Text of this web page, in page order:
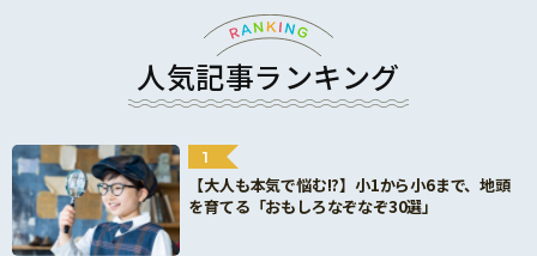
人気記事ランキング
1
【大人も本気で悩む!?】小1から小6まで、地頭
を育てる「おもしろなぞなぞ30選」